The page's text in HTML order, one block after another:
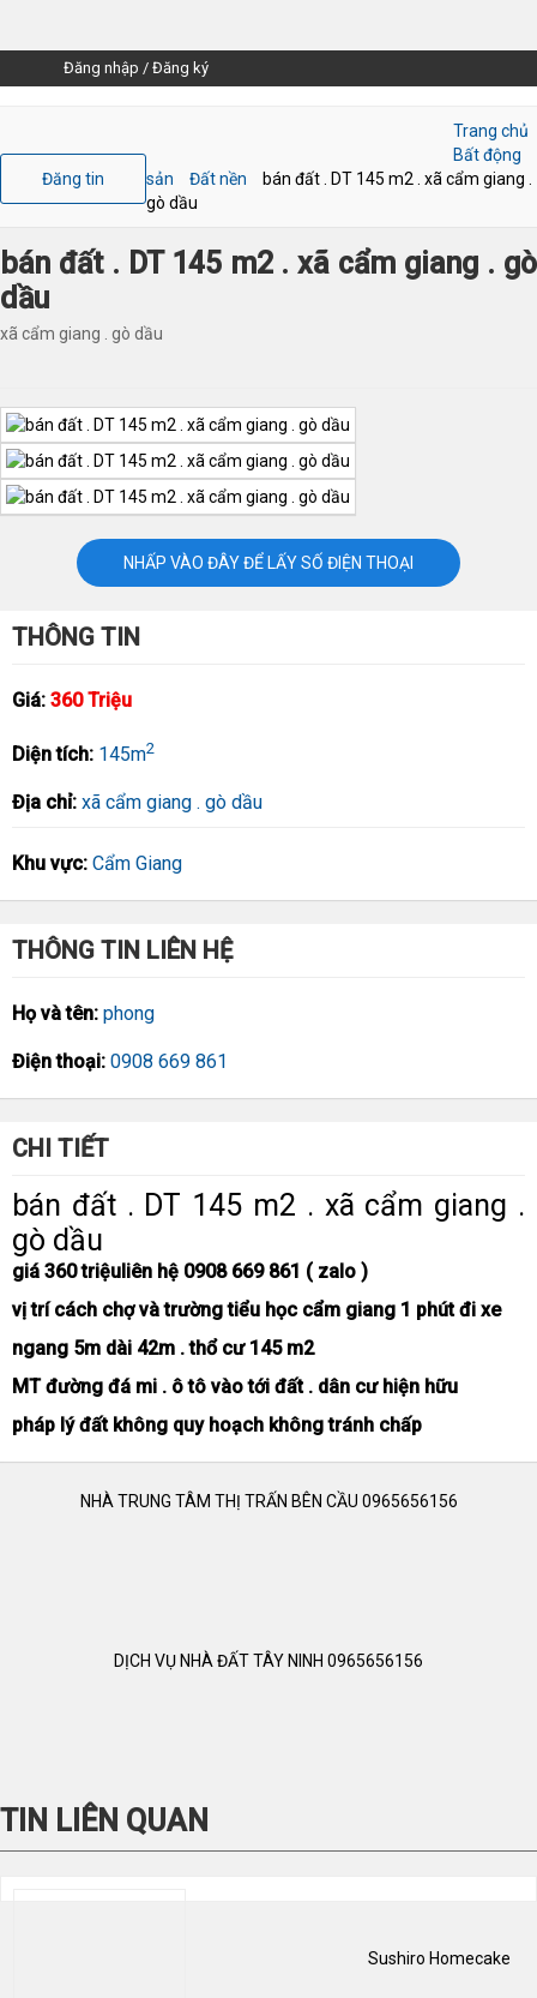
Đăng nhập / Đăng ký
Đăng tin
Trang chủ
Bất động
sản
Đất nền
bán đất . DT 145 m2 . xã cẩm giang .
gò dầu
bán đất . DT 145 m2 . xã cẩm giang . gò
dầu
xã cẩm giang . gò dầu
NHẤP VÀO ĐÂY ĐỂ LẤY SỐ ĐIỆN THOẠI
THÔNG TIN
Giá: 360 Triệu
Diện tích: 145m2
Địa chỉ: xã cẩm giang . gò dầu
Khu vực: Cẩm Giang
THÔNG TIN LIÊN HỆ
Họ và tên: phong
Điện thoại: 0908 669 861
CHI TIẾT
bán đất . DT 145 m2 . xã cẩm giang .
gò dầu
giá 360 triệu liên hệ 0908 669 861 ( zalo )
vị trí cách chợ và trường tiểu học cẩm giang 1 phút đi xe
ngang 5m dài 42m . thổ cư 145 m2
MT đường đá mi . ô tô vào tới đất . dân cư hiện hữu
pháp lý đất không quy hoạch không tránh chấp
NHÀ TRUNG TÂM THỊ TRẤN BÊN CẦU 0965656156
DỊCH VỤ NHÀ ĐẤT TÂY NINH 0965656156
TIN LIÊN QUAN
Sushiro Homecake